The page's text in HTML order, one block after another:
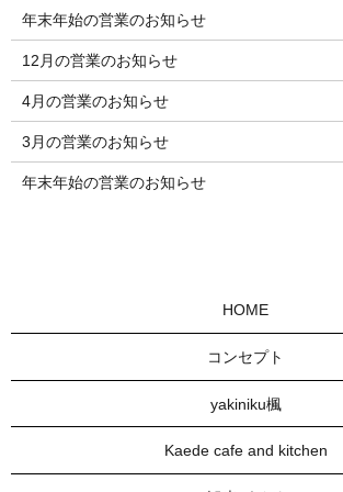
年末年始の営業のお知らせ
12月の営業のお知らせ
4月の営業のお知らせ
3月の営業のお知らせ
年末年始の営業のお知らせ
HOME
コンセプト
yakiniku楓
Kaede cafe and kitchen